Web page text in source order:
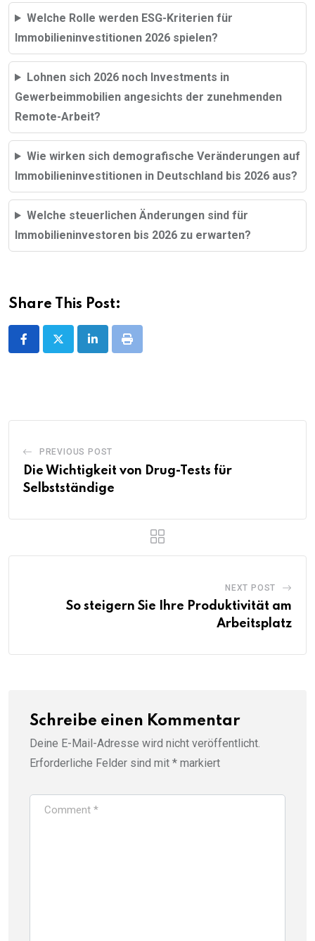
Welche Rolle werden ESG-Kriterien für
Immobilieninvestitionen 2026 spielen?
Lohnen sich 2026 noch Investments in
Gewerbeimmobilien angesichts der zunehmenden
Remote-Arbeit?
Wie wirken sich demografische Veränderungen auf
Immobilieninvestitionen in Deutschland bis 2026 aus?
Welche steuerlichen Änderungen sind für
Immobilieninvestoren bis 2026 zu erwarten?
Share This Post:
LinkedInPrint
PREVIOUS POST
Die Wichtigkeit von Drug-Tests für
Selbstständige
NEXT POST
So steigern Sie Ihre Produktivität am
Arbeitsplatz
Schreibe einen Kommentar
Deine E-Mail-Adresse wird nicht veröffentlicht.
Erforderliche Felder sind mit * markiert